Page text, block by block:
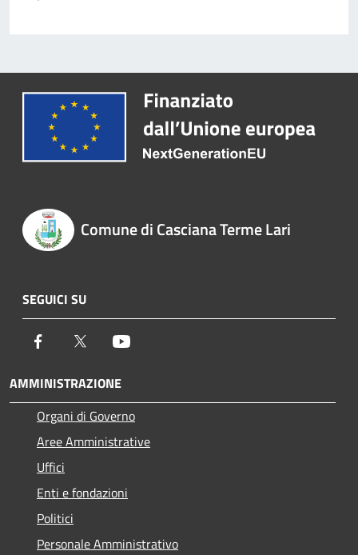
Comune di Casciana Terme Lari
SEGUICI SU
Facebook Twitter
AMMINISTRAZIONE
Organi di Governo
Aree Amministrative
Uffici
Enti e fondazioni
Politici
Personale Amministrativo